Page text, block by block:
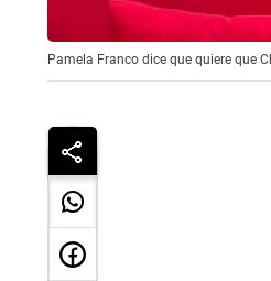
Pamela Franco dice que quiere que